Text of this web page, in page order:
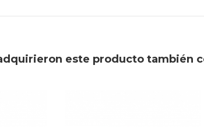
este producto también